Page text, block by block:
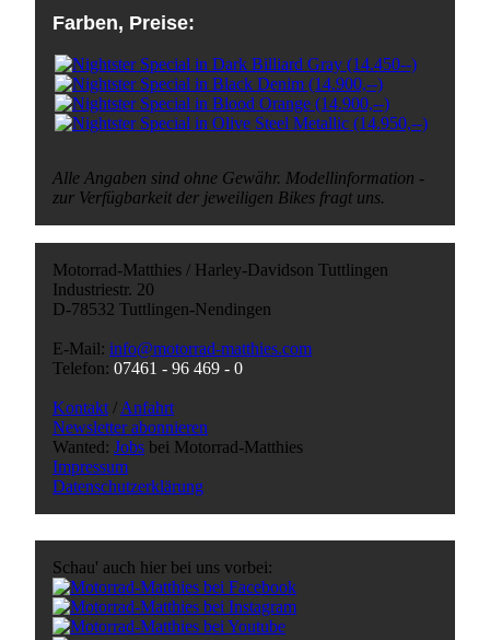
Farben, Preise:
Alle Angaben sind ohne Gewähr. Modellinformation -
zur Verfügbarkeit der jeweiligen Bikes fragt uns.
Motorrad-Matthies / Harley-Davidson Tuttlingen
Industriestr. 20
D-78532 Tuttlingen-Nendingen
E-Mail: info@motorrad-matthies.com
Telefon: 07461 - 96 469 - 0
Kontakt / Anfahrt
Newsletter abonnieren
Wanted: Jobs bei Motorrad-Matthies
Impressum
Datenschutzerklärung
Schau' auch hier bei uns vorbei: